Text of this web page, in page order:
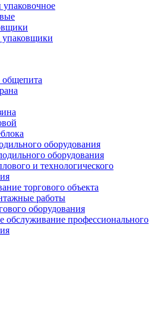
упаковочное
оборудования
оборудования
и технологического
торгового объекта
работы
оборудования
обслуживание профессионального